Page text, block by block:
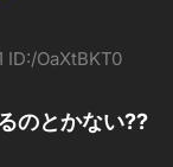
ID:/OaXtBKT0
のとかない??